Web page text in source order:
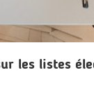
les listes